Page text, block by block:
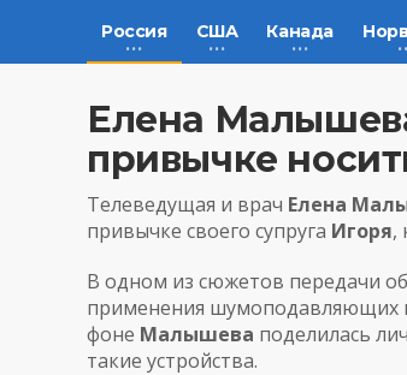
Россия США Канада
Елена
привычке
Телеведущая и врач Елена
привычке своего супруга Игоря,
В одном из сюжетов передачи
применения шумоподавляющих
фоне Малышева поделилась
такие устройства.